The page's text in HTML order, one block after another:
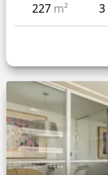
227 m² 3